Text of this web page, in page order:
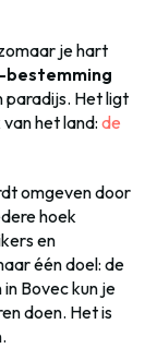
je hart
paradijs. Het ligt
het land: de
omgeven door
hoek
en
één doel: de
Bovec kun je
doen. Het is